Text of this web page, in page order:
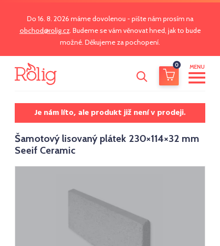
Do 16. 8. 2026 máme dovolenou - pište nám prosím na
obchod@rolig.cz. Budeme se vám věnovat hned, jak to bude
možné. Děkujeme za pochopení.
0 MENU
Je nám líto, ale produkt již není v prodeji.
Šamotový lisovaný plátek 230×114×32 mm
Seeif Ceramic